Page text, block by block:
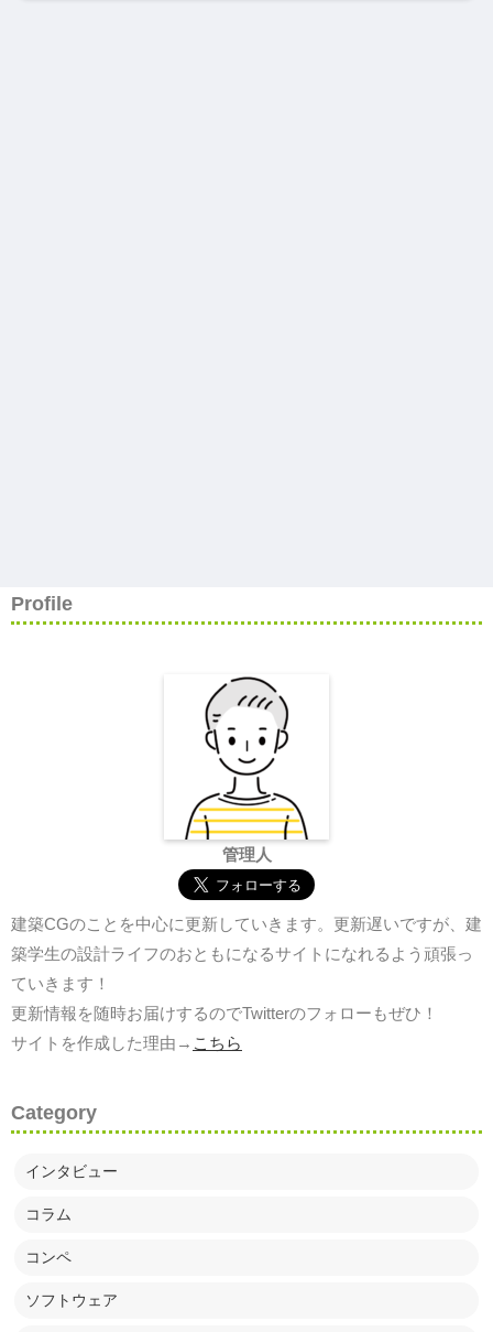
Profile
管理人
建築CGのことを中心に更新していきます。更新遅いですが、建
築学生の設計ライフのおともになるサイトになれるよう頑張っ
ていきます！
更新情報を随時お届けするのでTwitterのフォローもぜひ！
サイトを作成した理由→ こちら
Category
インタビュー
コラム
コンペ
ソフトウェア